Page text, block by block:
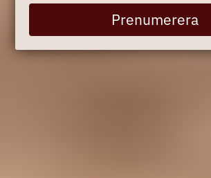
email
Prenumerera